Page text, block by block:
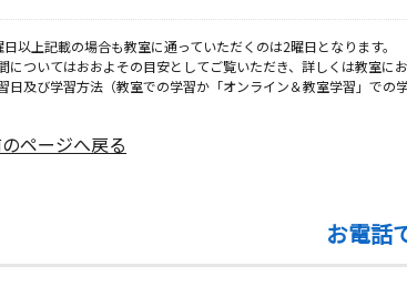
3歳～高校生
県秋田市東通８丁目１－８８
月
以上記載の場合も教室に通っていただくのは2曜日となります。
についてはおおよその目安としてご覧いただき、詳しくは教室に
日及び学習方法（教室での学習か「オンライン＆教室学習」での
ページへ戻る
お電話